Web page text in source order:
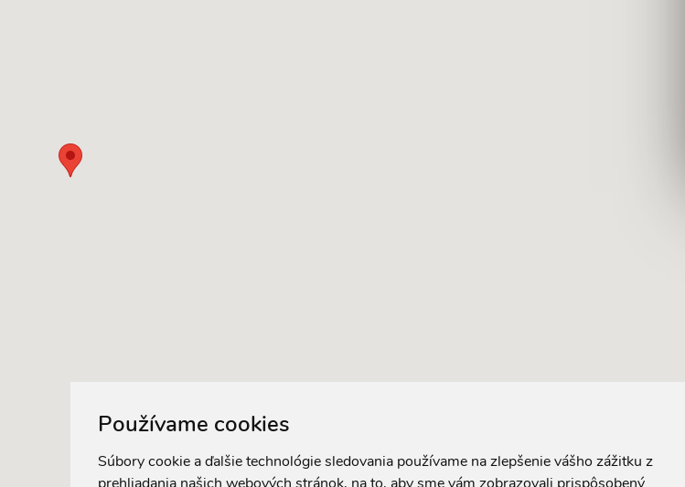
Používame cookies
Súbory cookie a ďalšie technológie sledovania používame na zlepšenie vášho zážitku z